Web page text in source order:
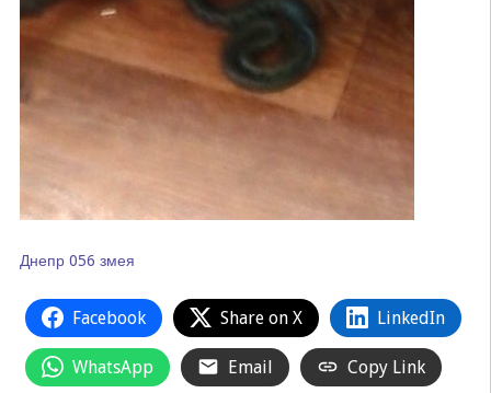
Днепр 056 змея
Facebook Share on X LinkedIn
WhatsApp Email Copy Link